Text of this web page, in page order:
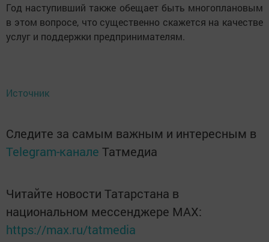
Год наступивший также обещает быть многоплановым
в этом вопросе, что существенно скажется на качестве
услуг и поддержки предпринимателям.
Источник
Следите за самым важным и интересным в
Telegram-канале Татмедиа
Читайте новости Татарстана в
национальном мессенджере MАХ:
https://max.ru/tatmedia